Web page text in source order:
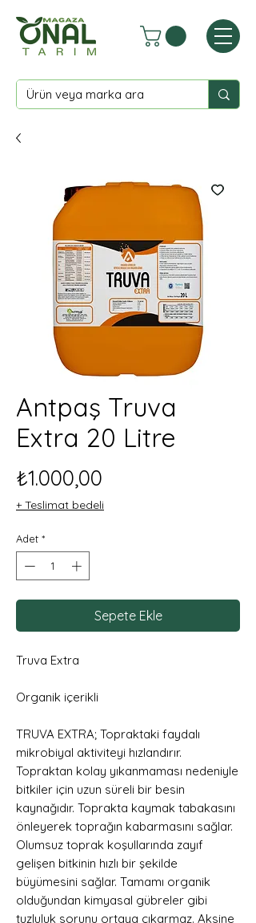
Antpaş Truva
Extra 20 Litre
₺1.000,00
+ Teslimat bedeli
Adet *
Sepete Ekle
Truva Extra
Organik içerikli
TRUVA EXTRA; Topraktaki faydalı
mikrobiyal aktiviteyi hızlandırır.
Topraktan kolay yıkanmaması nedeniyle
bitkiler için uzun süreli bir besin
kaynağıdır. Toprakta kaymak tabakasını
önleyerek toprağın kabarmasını sağlar.
Olumsuz toprak koşullarında zayıf
gelişen bitkinin hızlı bir şekilde
büyümesini sağlar. Tamamı organik
olduğundan kimyasal gübreler gibi
tuzluluk sorunu ortaya çıkarmaz. Aksine